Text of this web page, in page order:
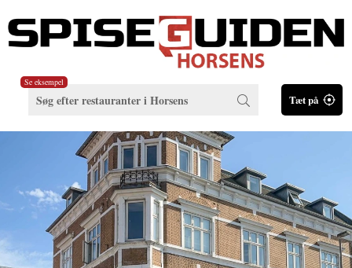
Se eksempel
Tæt på